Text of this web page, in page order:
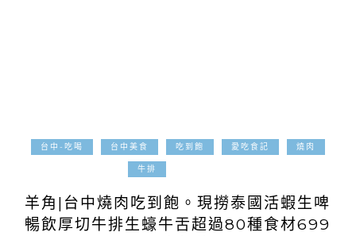
台中-吃喝 台中美食 吃到飽 愛吃食記 燒肉
牛排
羊角|台中燒肉吃到飽。現撈泰國活蝦生啤
暢飲厚切牛排生蠔牛舌超過80種食材699